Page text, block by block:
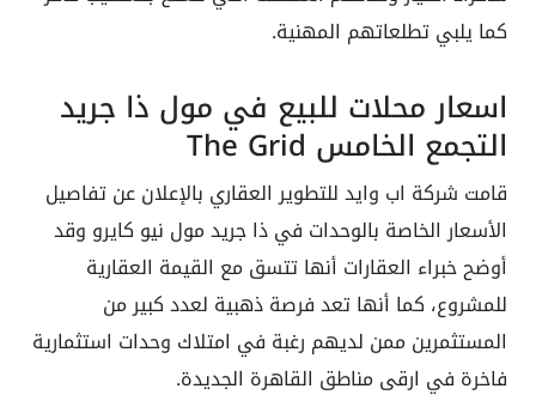
كما يلبي تطلعاتهم المهنية.
اسعار محلات للبيع في مول ذا جريد
التجمع الخامس The Grid
قامت شركة اب وايد للتطوير العقاري بالإعلان عن تفاصيل
الأسعار الخاصة بالوحدات في ذا جريد مول نيو كايرو وقد
أوضح خبراء العقارات أنها تتسق مع القيمة العقارية
للمشروع، كما أنها تعد فرصة ذهبية لعدد كبير من
المستثمرين ممن لديهم رغبة في امتلاك وحدات استثمارية
فاخرة في ارقى مناطق القاهرة الجديدة.